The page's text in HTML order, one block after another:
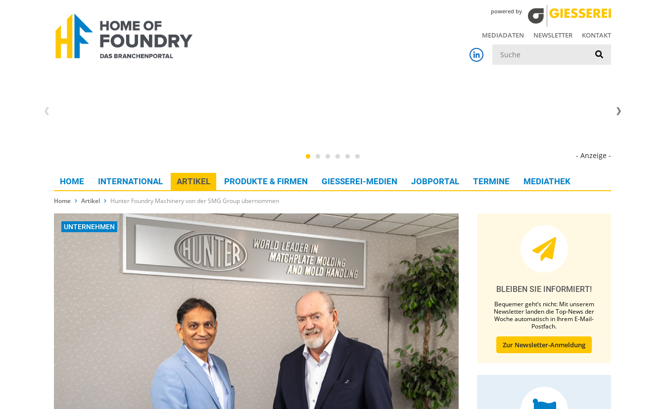
powered by
MEDIADATEN NEWSLETTER KONTAKT
- Anzeige -
HOME INTERNATIONAL ARTIKEL PRODUKTE & FIRMEN GIESSEREI-MEDIEN JOBPORTAL TERMINE MEDIATHEK
Home Artikel Hunter Foundry Machinery von der SMG Group übernommen
UNTERNEHMEN
BLEIBEN SIE INFORMIERT!
Bequemer geht’s nicht: Mit unserem
Newsletter landen die Top-News der
Woche automatisch in Ihrem E-Mail-
Postfach.
Zur Newsletter-Anmeldung